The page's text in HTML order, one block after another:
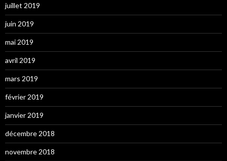
juillet 2019
juin 2019
mai 2019
avril 2019
mars 2019
février 2019
janvier 2019
décembre 2018
novembre 2018